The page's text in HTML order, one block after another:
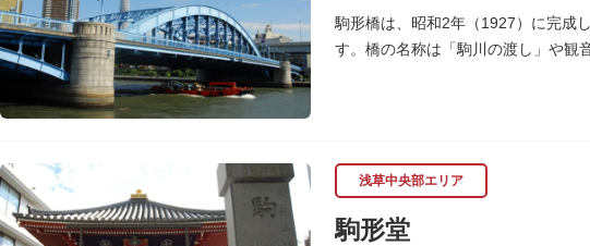
駒形橋は、昭和2年（1927）に完成
す。橋の名称は「駒川の渡し」や観
浅草中央部エリア
駒形堂